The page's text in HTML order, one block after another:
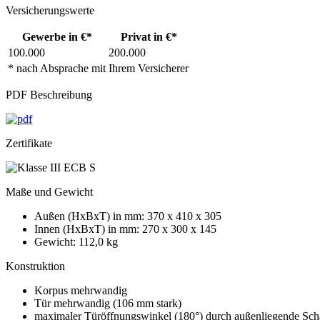
Versicherungswerte
Gewerbe in €* Privat in €*
* nach Absprache mit Ihrem Versicherer
100.000 200.000
PDF Beschreibung
Zertifikate
Maße und Gewicht
Außen (HxBxT) in mm: 370 x 410 x 305
Innen (HxBxT) in mm: 270 x 300 x 145
Gewicht: 112,0 kg
Konstruktion
Korpus mehrwandig
Tür mehrwandig (106 mm stark)
maximaler Türöffnungswinkel (180°) durch außenliegende